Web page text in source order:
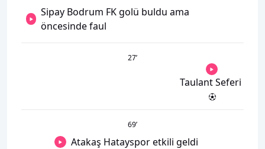
Sipay Bodrum FK golü buldu ama
öncesinde faul
27’
Taulant Seferi
69’
Atakaş Hatayspor etkili geldi